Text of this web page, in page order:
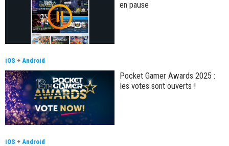
en pause
iOS + Android
Pocket Gamer Awards 2025 :
les votes sont ouverts !
iOS + Android